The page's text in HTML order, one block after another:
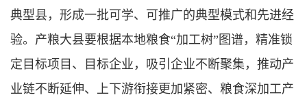
典型县，形成一批可学、可推广的典型模式和先进经
验。产粮大县要根据本地粮食“加工树”图谱，精准锁
定目标项目、目标企业，吸引企业不断聚集，推动产
业链不断延伸、上下游衔接更加紧密、粮食深加工产